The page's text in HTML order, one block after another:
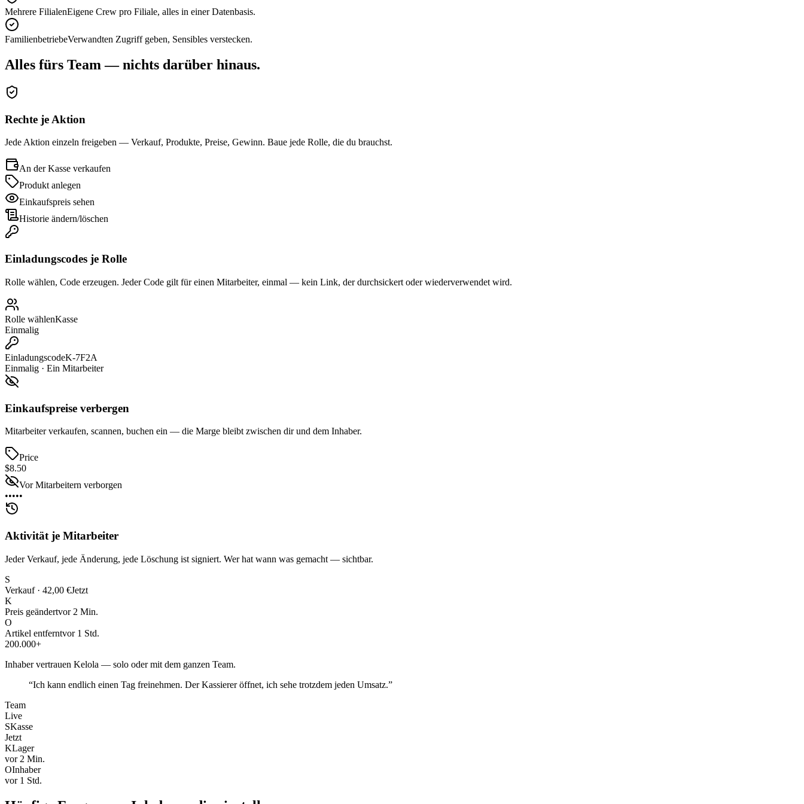
Mehrere FilialenEigene Crew pro Filiale, alles in einer Datenbasis.
FamilienbetriebeVerwandten Zugriff geben, Sensibles verstecken.
Alles fürs Team — nichts darüber hinaus.
Rechte je Aktion
Jede Aktion einzeln freigeben — Verkauf, Produkte, Preise, Gewinn. Baue jede Rolle, die du brauchst.
An der Kasse verkaufen
Produkt anlegen
Einkaufspreis sehen
Historie ändern/löschen
Einladungscodes je Rolle
Rolle wählen, Code erzeugen. Jeder Code gilt für einen Mitarbeiter, einmal — kein Link, der durchsickert oder wiederverwendet wird.
Rolle wählenKasse
Einmalig
EinladungscodeK-7F2A
Einmalig · Ein Mitarbeiter
Einkaufspreise verbergen
Mitarbeiter verkaufen, scannen, buchen ein — die Marge bleibt zwischen dir und dem Inhaber.
Price
$8.50
Vor Mitarbeitern verborgen
•••••
Aktivität je Mitarbeiter
Jeder Verkauf, jede Änderung, jede Löschung ist signiert. Wer hat wann was gemacht — sichtbar.
S
Verkauf · 42,00 €Jetzt
K
Preis geändertvor 2 Min.
O
Artikel entferntvor 1 Std.
200.000+
Inhaber vertrauen Kelola — solo oder mit dem ganzen Team.
“Ich kann endlich einen Tag freinehmen. Der Kassierer öffnet, ich sehe trotzdem jeden Umsatz.”
Team
Live
SKasse
Jetzt
KLager
vor 2 Min.
OInhaber
vor 1 Std.